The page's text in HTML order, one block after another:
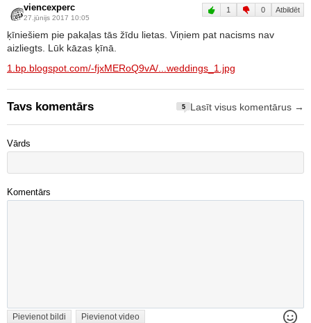
viencexperc
27.jūnijs 2017 10:05
1 0 Atbildēt
ķīniešiem pie pakaļas tās žīdu lietas. Viņiem pat nacisms nav
aizliegts. Lūk kāzas ķīnā.
1.bp.blogspot.com/-fjxMERoQ9vA/...weddings_1.jpg
Tavs komentārs 5 Lasīt visus komentārus →
Vārds
Komentārs
Pievienot bildi Pievienot video